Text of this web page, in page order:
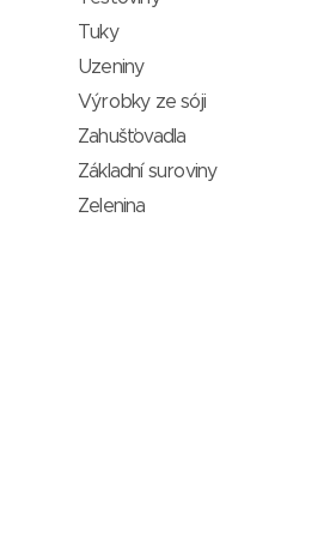
Tuky
Uzeniny
Výrobky ze sóji
Zahušťovadla
Základní suroviny
Zelenina